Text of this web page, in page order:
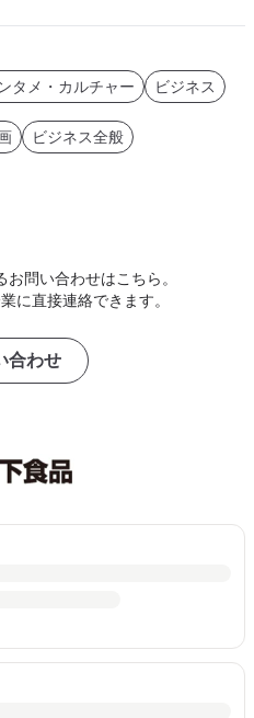
タメ・カルチャー ビジネス
ビジネス全般
問い合わせはこちら。
に直接連絡できます。
合わせ